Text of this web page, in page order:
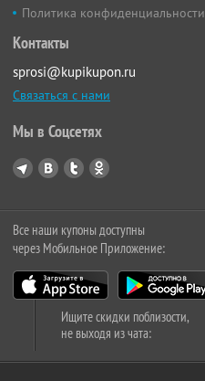
Политика конфиденциальности
Контакты
sprosi@kupikupon.ru
Связаться с нами
Мы в Соцсетях
Все наши купоны доступны
через Мобильное Приложение:
Ищите скидки поблизости,
не выходя из чата: